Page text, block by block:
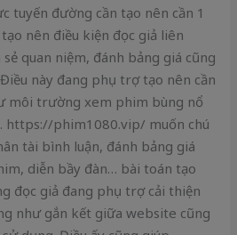
tuyến đường cần tạo nên cần 1
nên điều kiện đọc giả liên
quan niệm, đánh bảng giá cũng
này đang phụ trợ tạo nên cần
môi trường xem phim bùng nổ
https://phim1080.vip/ muốn chú
tài bình luận, đánh bảng giá
diễn bầy đàn… bài toán tạo
đọc giả đang phụ trợ cải thiện
như gắn kết giữa website cũng